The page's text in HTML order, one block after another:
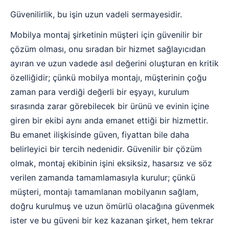
Güvenilirlik, bu işin uzun vadeli sermayesidir.
Mobilya montaj şirketinin müşteri için güvenilir bir
çözüm olması, onu sıradan bir hizmet sağlayıcıdan
ayıran ve uzun vadede asıl değerini oluşturan en kritik
özelliğidir; çünkü mobilya montajı, müşterinin çoğu
zaman para verdiği değerli bir eşyayı, kurulum
sırasında zarar görebilecek bir ürünü ve evinin içine
giren bir ekibi aynı anda emanet ettiği bir hizmettir.
Bu emanet ilişkisinde güven, fiyattan bile daha
belirleyici bir tercih nedenidir. Güvenilir bir çözüm
olmak, montaj ekibinin işini eksiksiz, hasarsız ve söz
verilen zamanda tamamlamasıyla kurulur; çünkü
müşteri, montajı tamamlanan mobilyanın sağlam,
doğru kurulmuş ve uzun ömürlü olacağına güvenmek
ister ve bu güveni bir kez kazanan şirket, hem tekrar